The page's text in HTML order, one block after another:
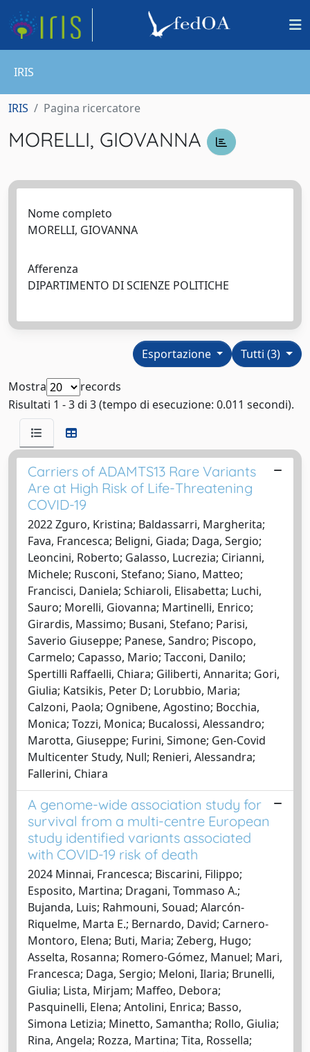
IRIS
IRIS Pagina ricercatore
MORELLI, GIOVANNA
Nome completo
MORELLI, GIOVANNA
Afferenza
DIPARTIMENTO DI SCIENZE POLITICHE
Tutti (3)
Esportazione
Mostra
records
Risultati 1 - 3 di 3 (tempo di esecuzione: 0.011 secondi).
Carriers of ADAMTS13 Rare Variants
Are at High Risk of Life-Threatening
COVID-19
2022 Zguro, Kristina; Baldassarri, Margherita;
Fava, Francesca; Beligni, Giada; Daga, Sergio;
Leoncini, Roberto; Galasso, Lucrezia; Cirianni,
Michele; Rusconi, Stefano; Siano, Matteo;
Francisci, Daniela; Schiaroli, Elisabetta; Luchi,
Sauro; Morelli, Giovanna; Martinelli, Enrico;
Girardis, Massimo; Busani, Stefano; Parisi,
Saverio Giuseppe; Panese, Sandro; Piscopo,
Carmelo; Capasso, Mario; Tacconi, Danilo;
Spertilli Raffaelli, Chiara; Giliberti, Annarita; Gori,
Giulia; Katsikis, Peter D; Lorubbio, Maria;
Calzoni, Paola; Ognibene, Agostino; Bocchia,
Monica; Tozzi, Monica; Bucalossi, Alessandro;
Marotta, Giuseppe; Furini, Simone; Gen-Covid
Multicenter Study, Null; Renieri, Alessandra;
Fallerini, Chiara
A genome-wide association study for
survival from a multi-centre European
study identified variants associated
with COVID-19 risk of death
2024 Minnai, Francesca; Biscarini, Filippo;
Esposito, Martina; Dragani, Tommaso A.;
Bujanda, Luis; Rahmouni, Souad; Alarcón-
Riquelme, Marta E.; Bernardo, David; Carnero-
Montoro, Elena; Buti, Maria; Zeberg, Hugo;
Asselta, Rosanna; Romero-Gómez, Manuel; Mari,
Francesca; Daga, Sergio; Meloni, Ilaria; Brunelli,
Giulia; Lista, Mirjam; Maffeo, Debora;
Pasquinelli, Elena; Antolini, Enrica; Basso,
Simona Letizia; Minetto, Samantha; Rollo, Giulia;
Rina, Angela; Rozza, Martina; Tita, Rossella;